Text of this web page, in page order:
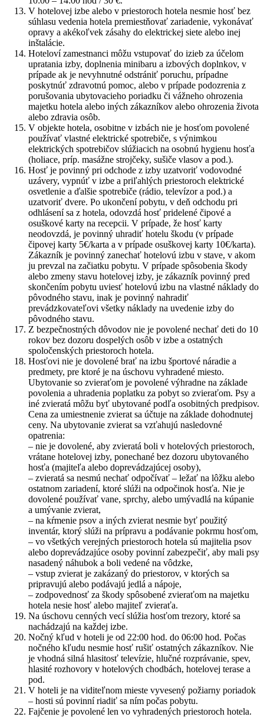
V hotelovej izbe alebo v priestoroch hotela nesmie hosť bez
súhlasu vedenia hotela premiestňovať zariadenie, vykonávať
opravy a akékoľvek zásahy do elektrickej siete alebo inej
inštalácie.
Hoteloví zamestnanci môžu vstupovať do izieb za účelom
upratania izby, doplnenia minibaru a izbových doplnkov, v
prípade ak je nevyhnutné odstrániť poruchu, prípadne
poskytnúť zdravotnú pomoc, alebo v prípade podozrenia z
porušovania ubytovacieho poriadku či vážneho ohrozenia
majetku hotela alebo iných zákazníkov alebo ohrozenia života
alebo zdravia osôb.
V objekte hotela, osobitne v izbách nie je hosťom povolené
používať vlastné elektrické spotrebiče, s výnimkou
elektrických spotrebičov slúžiacich na osobnú hygienu hosťa
(holiace, príp. masážne strojčeky, sušiče vlasov a pod.).
Hosť je povinný pri odchode z izby uzatvoriť vodovodné
uzávery, vypnúť v izbe a priľahlých priestoroch elektrické
osvetlenie a ďalšie spotrebiče (rádio, televízor a pod.) a
uzatvoriť dvere. Po ukončení pobytu, v deň odchodu pri
odhlásení sa z hotela, odovzdá hosť pridelené čipové a
osuškové karty na recepcii. V prípade, že hosť karty
neodovzdá, je povinný uhradiť hotelu škodu (v prípade
čipovej karty 5€/karta a v prípade osuškovej karty 10€/karta).
Zákazník je povinný zanechať hotelovú izbu v stave, v akom
ju prevzal na začiatku pobytu. V prípade spôsobenia škody
alebo zmeny stavu hotelovej izby, je zákazník povinný pred
skončením pobytu uviesť hotelovú izbu na vlastné náklady do
pôvodného stavu, inak je povinný nahradiť
prevádzkovateľovi všetky náklady na uvedenie izby do
pôvodného stavu.
Z bezpečnostných dôvodov nie je povolené nechať deti do 10
rokov bez dozoru dospelých osôb v izbe a ostatných
spoločenských priestoroch hotela.
Hosťovi nie je dovolené brať na izbu športové náradie a
predmety, pre ktoré je na úschovu vyhradené miesto.
Ubytovanie so zvieraťom je povolené výhradne na základe
povolenia a uhradenia poplatku za pobyt so zvieraťom. Psy a
iné zvieratá môžu byť ubytované podľa osobitných predpisov.
Cena za umiestnenie zvierat sa účtuje na základe dohodnutej
ceny. Na ubytovanie zvierat sa vzťahujú nasledovné
opatrenia:
– nie je dovolené, aby zvieratá boli v hotelových priestoroch,
vrátane hotelovej izby, ponechané bez dozoru ubytovaného
hosťa (majiteľa alebo doprevádzajúcej osoby),
– zvieratá sa nesmú nechať odpočívať – ležať na lôžku alebo
ostatnom zariadení, ktoré slúži na odpočinok hosťa. Nie je
dovolené používať vane, sprchy, alebo umývadlá na kúpanie
a umývanie zvierat,
– na kŕmenie psov a iných zvierat nesmie byť použitý
inventár, ktorý slúži na prípravu a podávanie pokrmu hosťom,
– vo všetkých verejných priestoroch hotela sú majitelia psov
alebo doprevádzajúce osoby povinní zabezpečiť, aby mali psy
nasadený náhubok a boli vedené na vôdzke,
– vstup zvierat je zakázaný do priestorov, v ktorých sa
pripravujú alebo podávajú jedlá a nápoje,
– zodpovednosť za škody spôsobené zvieraťom na majetku
hotela nesie hosť alebo majiteľ zvieraťa.
Na úschovu cenných vecí slúžia hosťom trezory, ktoré sa
nachádzajú na každej izbe.
Nočný kľud v hoteli je od 22:00 hod. do 06:00 hod. Počas
nočného kľudu nesmie hosť rušiť ostatných zákazníkov. Nie
je vhodná silná hlasitosť televízie, hlučné rozprávanie, spev,
hlasité rozhovory v hotelových chodbách, hotelovej terase a
pod.
V hoteli je na viditeľnom mieste vyvesený požiarny poriadok
– hosti sú povinní riadiť sa ním počas pobytu.
Fajčenie je povolené len vo vyhradených priestoroch hotela.